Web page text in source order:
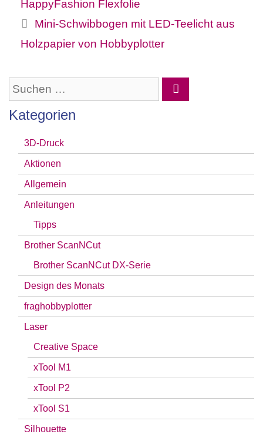
HappyFashion Flexfolie
Mini-Schwibbogen mit LED-Teelicht aus
Holzpapier von Hobbyplotter
Suchen
Kategorien
3D-Druck
Aktionen
Allgemein
Anleitungen
Tipps
Brother ScanNCut
Brother ScanNCut DX-Serie
Design des Monats
fraghobbyplotter
Laser
Creative Space
xTool M1
xTool P2
xTool S1
Silhouette